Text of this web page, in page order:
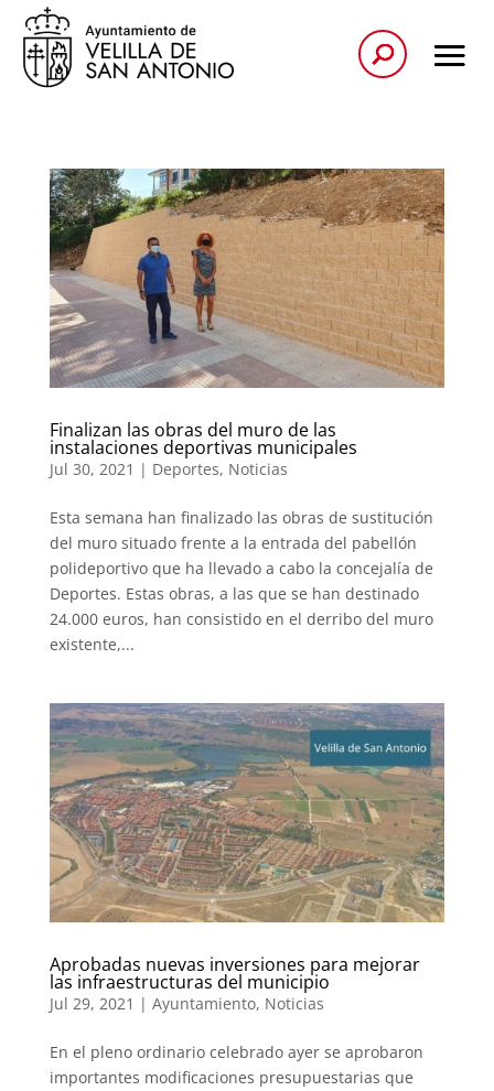
Finalizan las obras del muro de las
instalaciones deportivas municipales
Jul 30, 2021 | Deportes, Noticias
Esta semana han finalizado las obras de sustitución
del muro situado frente a la entrada del pabellón
polideportivo que ha llevado a cabo la concejalía de
Deportes. Estas obras, a las que se han destinado
24.000 euros, han consistido en el derribo del muro
existente,...
Aprobadas nuevas inversiones para mejorar
las infraestructuras del municipio
Jul 29, 2021 | Ayuntamiento, Noticias
En el pleno ordinario celebrado ayer se aprobaron
importantes modificaciones presupuestarias que